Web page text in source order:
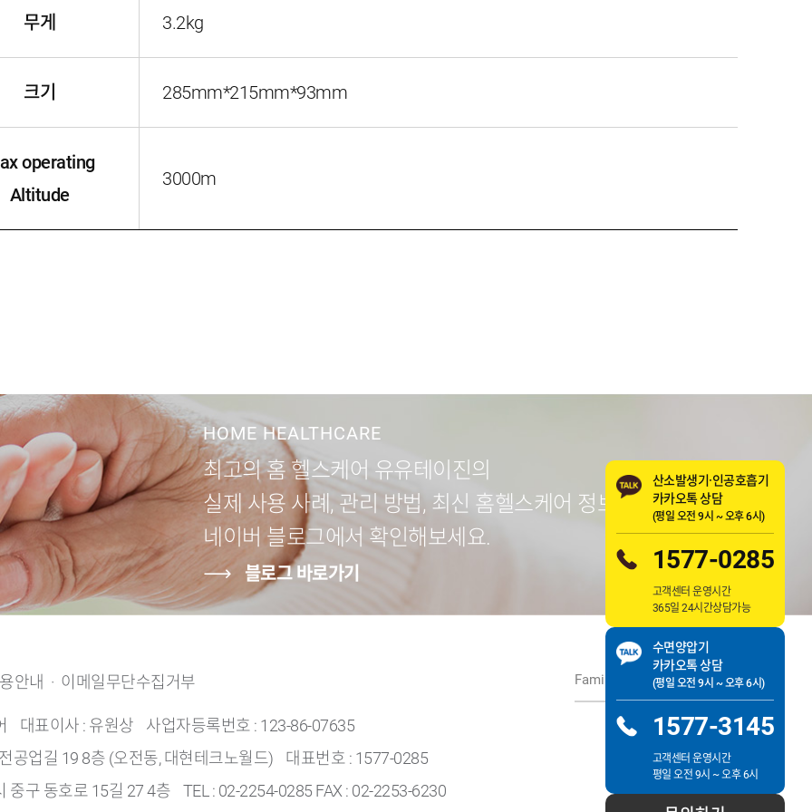
무게 3.2kg
크기 285mm*215mm*93mm
operating
Altitude
3000m
HOME HEALTHCARE
최고의 홈 헬스케어 유유테이진의
실제 사용 사례, 관리 방법, 최신 홈헬스케어 정보를
네이버 블로그에서 확인해보세요.
블로그 바로가기
안내 · 이메일무단수집거부
대표이사 : 유원상
사업자등록번호 : 123-86-07635
공업길 19 8층 (오전동, 대현테크노월드)
대표번호 : 1577-0285
중구 동호로 15길 27 4층
TEL : 02-2254-0285 FAX : 02-2253-6230
Family Site
산소발생기·인공호흡기
카카오톡 상담
(평일 오전 9시 ~ 오후 6시)
1577-0285
고객센터 운영시간
365일 24시간상담가능
수면양압기
카카오톡 상담
(평일 오전 9시 ~ 오후 6시)
1577-3145
고객센터 운영시간
평일 오전 9시 ~ 오후 6시